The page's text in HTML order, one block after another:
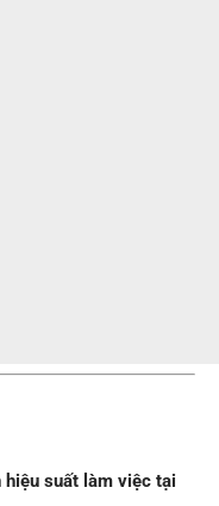
suất làm việc tại